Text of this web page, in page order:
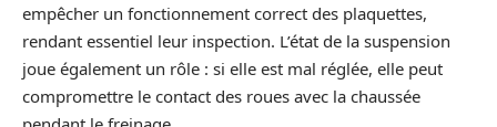
empêcher un fonctionnement correct des plaquettes,
rendant essentiel leur inspection. L’état de la suspension
joue également un rôle : si elle est mal réglée, elle peut
compromettre le contact des roues avec la chaussée